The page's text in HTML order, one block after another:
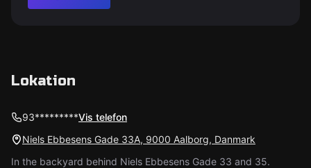
Lokation
93*********Vis telefon
Niels Ebbesens Gade 33A, 9000 Aalborg, Danmark
In the backyard behind Niels Ebbesens Gade 33 and 35.